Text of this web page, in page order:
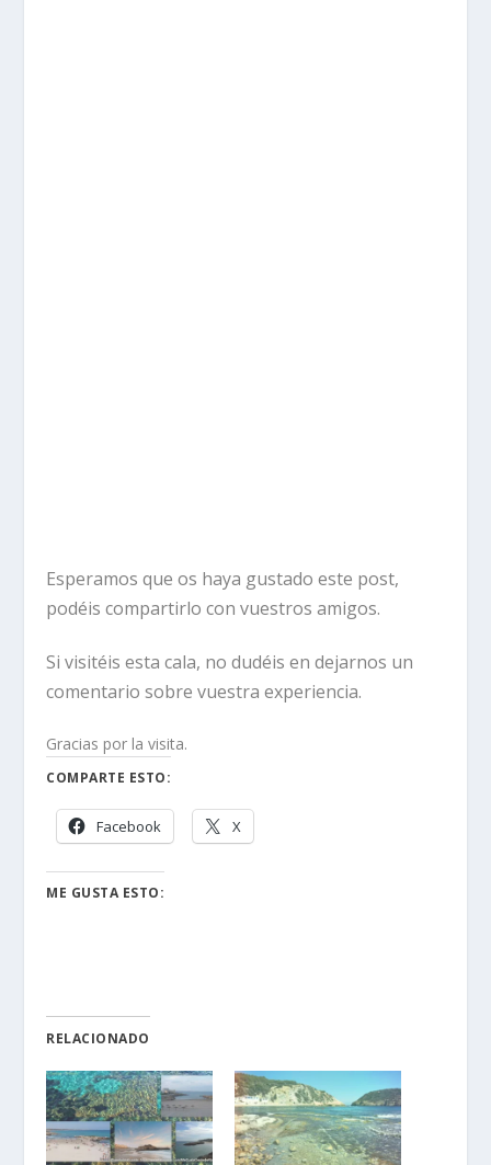
Esperamos que os haya gustado este post,
podéis compartirlo con vuestros amigos.
Si visitéis esta cala, no dudéis en dejarnos un
comentario sobre vuestra experiencia.
Gracias por la visita.
COMPARTE ESTO:
Facebook X
ME GUSTA ESTO:
RELACIONADO